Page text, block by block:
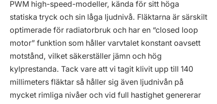
PWM high-speed-modeller, kända för sitt höga
statiska tryck och sin låga ljudnivå. Fläktarna är särskilt
optimerade för radiatorbruk och har en “closed loop
motor” funktion som håller varvtalet konstant oavsett
motstånd, vilket säkerställer jämn och hög
kylprestanda. Tack vare att vi tagit klivit upp till 140
millimeters fläktar så håller sig även ljudnivån på
mycket rimliga nivåer och vid full hastighet genererar